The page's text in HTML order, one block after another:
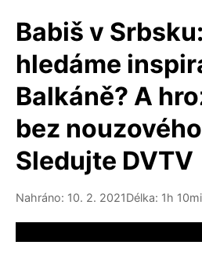
Babiš v
hledáme
Balkáně? A
bez
Sledujte DVTV
Nahráno: 10. 2. 2021Délka: 1h